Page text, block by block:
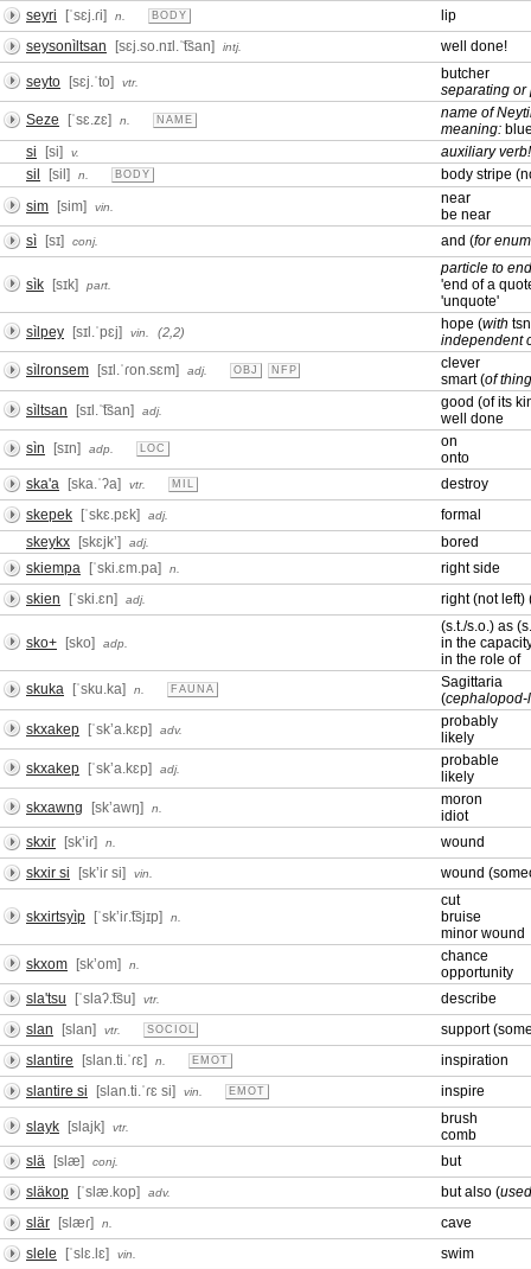
seyri
[ˈsɛj.ɾi] n. BODY
lip
seysonìltsan
[sɛj.so.nɪl.ˈ͡tsan] intj. well done!
seyto [sɛj.ˈto] vtr.
butcher
separating or
Seze
[ˈsɛ.zɛ] n. NAME
name of
meaning:
si
[si] v.
auxiliary
sil
[sil] n. BODY
body stripe
sim
[sim] vin.
near
be near
sì
[sɪ] conj. and (for
sìk [sɪk] part.
particle to
'end of a
'unquote'
sìlpey
[sɪl.ˈpɛj] vin. (2,2) hope (with
independent
sìlronsem
[sɪl.ˈɾon.sɛm] adj. OBJ NFP
clever
smart (of
sìltsan
[sɪl.ˈ͡tsan] adj.
good (of its
well done
sìn
[sɪn] adp. LOC
on
onto
ska'a
[ska.ˈʔa] vtr. MIL
destroy
skepek
[ˈskɛ.pɛk] adj.
formal
skeykx
[skɛjkʼ] adj.
bored
skiempa
[ˈski.ɛm.pa] n.
right side
skien
[ˈski.ɛn] adj. right (not left)
sko+ [sko] adp.
(s.t./s.o.) as
in the
in the role of
skuka
[ˈsku.ka] n. FAUNA
Sagittaria
(cephalopod-
skxakep
[ˈskʼa.kɛp] adv.
probably
likely
skxakep
[ˈskʼa.kɛp] adj.
probable
likely
skxawng
[skʼawŋ] n.
moron
idiot
skxir
[skʼiɾ] n.
wound
skxir si
[skʼiɾ si] vin. wound
skxirtsyìp [ˈskʼiɾ.͡tsjɪp] n.
cut
bruise
minor wound
skxom
[skʼom] n.
chance
opportunity
sla'tsu
[ˈslaʔ.͡tsu] vtr.
describe
slan
[slan] vtr. SOCIOL
support
slantire
[slan.ti.ˈɾɛ] n. EMOT
inspiration
slantire si
[slan.ti.ˈɾɛ si] vin. EMOT inspire
slayk [slajk] vtr.
brush
comb
slä
[slæ] conj.
but
släkop
[ˈslæ.kop] adv. but also (
slär
[slæɾ] n.
cave
slele
[ˈslɛ.lɛ] vin. swim